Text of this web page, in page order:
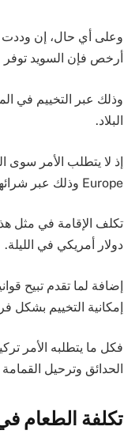
وعلى أي حال، إن وددت
أرخص فإن السويد توفر
وذلك عبر التخييم في
البلاد.
Europe وذلك عبر شرائها من اﻹنترنت.
دولار أمريكي في الليلة.
إضافة لما تقدم تبيح
إمكانية التخييم بشكل
فكل ما يتطلبه اﻷمر
الحدائق وترحيل
تكلفة الطعام